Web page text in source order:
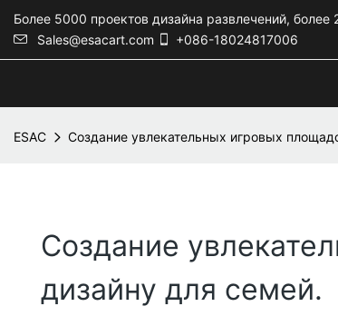
Более 5000 проектов дизайна развлечений,
Sales@esacart.com
+086-18024817006
ESAC Создание увлекательных игровых
Создание
дизайну для семей.